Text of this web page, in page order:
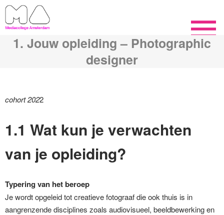
1. Jouw opleiding – Photographic
designer
cohort 2022
1.1 Wat kun je verwachten
van je opleiding?
Typering van het beroep
Je wordt opgeleid tot creatieve fotograaf die ook thuis is in
aangrenzende disciplines zoals audiovisueel, beeldbewerking en